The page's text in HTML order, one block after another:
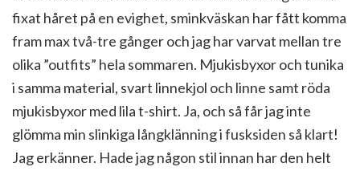
fixat håret på en evighet, sminkväskan har fått komma
fram max två-tre gånger och jag har varvat mellan tre
olika ”outfits” hela sommaren. Mjukisbyxor och tunika
i samma material, svart linnekjol och linne samt röda
mjukisbyxor med lila t-shirt. Ja, och så får jag inte
glömma min slinkiga långklänning i fusksiden så klart!
Jag erkänner. Hade jag någon stil innan har den helt